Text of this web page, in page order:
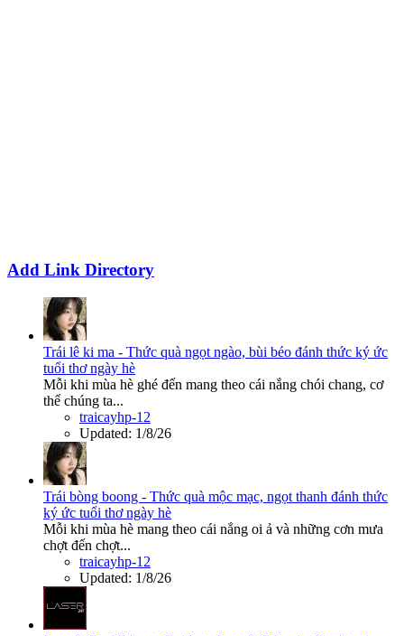
Add Link Directory
Trái lê ki ma - Thức quà ngọt ngào, bùi béo đánh thức ký ức
tuổi thơ ngày hè
Mỗi khi mùa hè ghé đến mang theo cái nắng chói chang, cơ
thể chúng ta...
traicayhp-12
Updated: 1/8/26
Trái bòng boong - Thức quà mộc mạc, ngọt thanh đánh thức
ký ức tuổi thơ ngày hè
Mỗi khi mùa hè mang theo cái nắng oi ả và những cơn mưa
chợt đến chợt...
traicayhp-12
Updated: 1/8/26